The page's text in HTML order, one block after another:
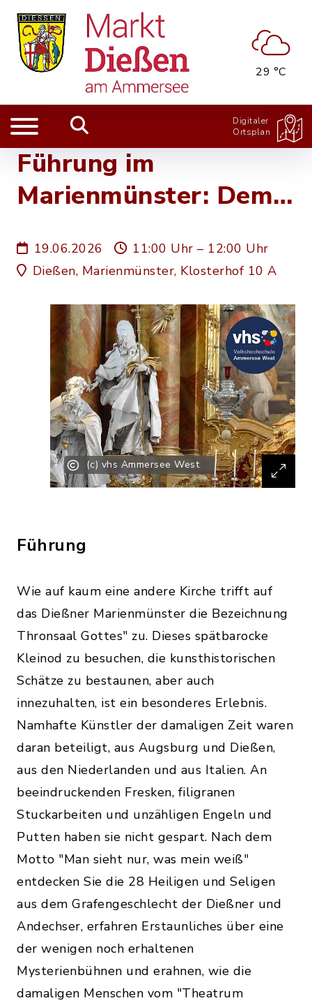
29 °C
Digitaler
Ortsplan
Führung im
Marienmünster: Dem
nah
19.06.2026
11:00 Uhr – 12:00 Uhr
Dießen, Marienmünster, Klosterhof 10 A
(c) vhs Ammersee West
Führung
Wie auf kaum eine andere Kirche trifft auf
das Dießner Marienmünster die Bezeichnung
Thronsaal Gottes" zu. Dieses spätbarocke
Kleinod zu besuchen, die kunsthistorischen
Schätze zu bestaunen, aber auch
innezuhalten, ist ein besonderes Erlebnis.
Namhafte Künstler der damaligen Zeit waren
daran beteiligt, aus Augsburg und Dießen,
aus den Niederlanden und aus Italien. An
beeindruckenden Fresken, filigranen
Stuckarbeiten und unzähligen Engeln und
Putten haben sie nicht gespart. Nach dem
Motto "Man sieht nur, was mein weiß"
entdecken Sie die 28 Heiligen und Seligen
aus dem Grafengeschlecht der Dießner und
Andechser, erfahren Erstaunliches über eine
der wenigen noch erhaltenen
Mysterienbühnen und erahnen, wie die
damaligen Menschen vom "Theatrum